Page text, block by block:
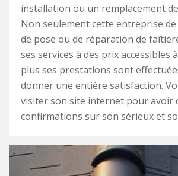
installation ou un remplacement
Non seulement cette entreprise
de pose ou de réparation de
ses services à des prix accessibles
plus ses prestations sont
donner une entière satisfaction.
visiter son site internet pour avoir
confirmations sur son sérieux et